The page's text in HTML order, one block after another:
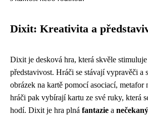
Dixit: Kreativita a
Dixit je desková hra, která skvěle
představivost. Hráči se stávají vypravěči a
obrázek na kartě pomocí asociací, metafor
hráči pak vybírají kartu ze své ruky, která
hodí. Dixit je hra plná fantazie a